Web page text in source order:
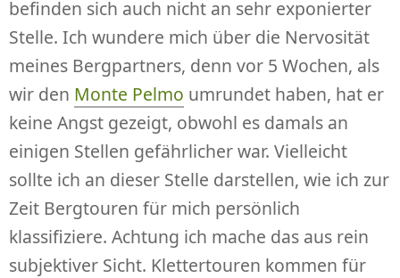
befinden sich auch nicht an sehr exponierter
Stelle. Ich wundere mich über die Nervosität
meines Bergpartners, denn vor 5 Wochen, als
wir den Monte Pelmo umrundet haben, hat er
keine Angst gezeigt, obwohl es damals an
einigen Stellen gefährlicher war. Vielleicht
sollte ich an dieser Stelle darstellen, wie ich zur
Zeit Bergtouren für mich persönlich
klassifiziere. Achtung ich mache das aus rein
subjektiver Sicht. Klettertouren kommen für